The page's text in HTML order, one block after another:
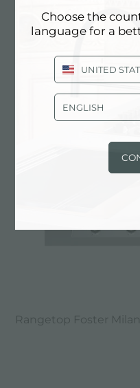
Rangetop Foster
Rangetop Foster
Choose the
language for a
UNITED
ENGLISH